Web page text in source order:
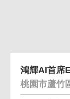
鴻輝AI首席
桃園市蘆竹